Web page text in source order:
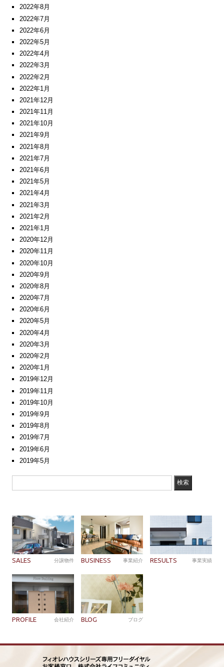
2022年8月
2022年7月
2022年6月
2022年5月
2022年4月
2022年3月
2022年2月
2022年1月
2021年12月
2021年11月
2021年10月
2021年9月
2021年8月
2021年7月
2021年6月
2021年5月
2021年4月
2021年3月
2021年2月
2021年1月
2020年12月
2020年11月
2020年10月
2020年9月
2020年8月
2020年7月
2020年6月
2020年5月
2020年4月
2020年3月
2020年2月
2020年1月
2019年12月
2019年11月
2019年10月
2019年9月
2019年8月
2019年7月
2019年6月
2019年5月
SALES 分譲物件 BUSINESS 事業紹介 RESULTS 事業実績
PROFILE 会社紹介 BLOG ブログ